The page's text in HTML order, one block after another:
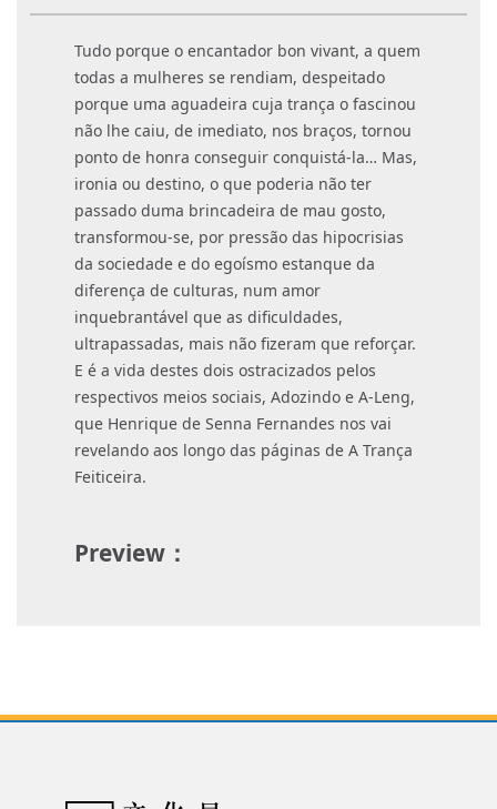
Tudo porque o encantador bon vivant, a quem
todas a mulheres se rendiam, despeitado
porque uma aguadeira cuja trança o fascinou
não lhe caiu, de imediato, nos braços, tornou
ponto de honra conseguir conquistá-la… Mas,
ironia ou destino, o que poderia não ter
passado duma brincadeira de mau gosto,
transformou-se, por pressão das hipocrisias
da sociedade e do egoísmo estanque da
diferença de culturas, num amor
inquebrantável que as dificuldades,
ultrapassadas, mais não fizeram que reforçar.
E é a vida destes dois ostracizados pelos
respectivos meios sociais, Adozindo e A-Leng,
que Henrique de Senna Fernandes nos vai
revelando aos longo das páginas de A Trança
Feiticeira.
Preview：